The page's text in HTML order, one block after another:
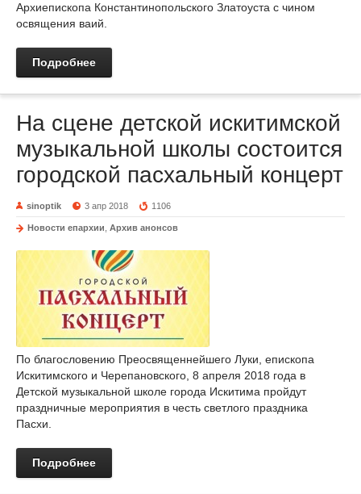
Архиепископа Константинопольского Златоуста с чином
освящения ваий.
Подробнее
На сцене детской искитимской
музыкальной школы состоится
городской пасхальный концерт
sinoptik 3 апр 2018 1106
Новости епархии Архив анонсов
По благословению Преосвященнейшего Луки, епископа
Искитимского и Черепановского, 8 апреля 2018 года в
Детской музыкальной школе города Искитима пройдут
праздничные мероприятия в честь светлого праздника
Пасхи.
Подробнее